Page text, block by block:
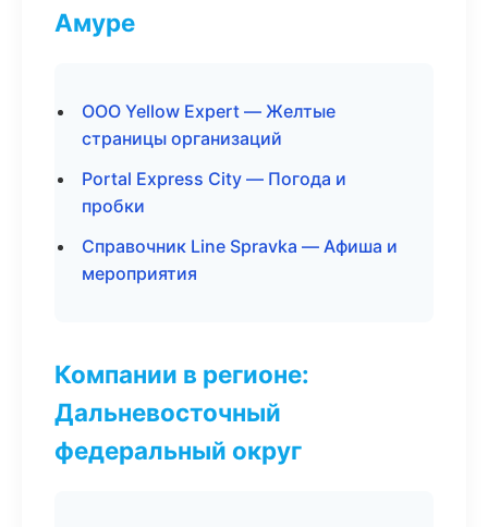
Амуре
ООО Yellow Expert — Желтые
страницы организаций
Portal Express City — Погода и
пробки
Справочник Line Spravka — Афиша и
мероприятия
Компании в регионе:
Дальневосточный
федеральный округ